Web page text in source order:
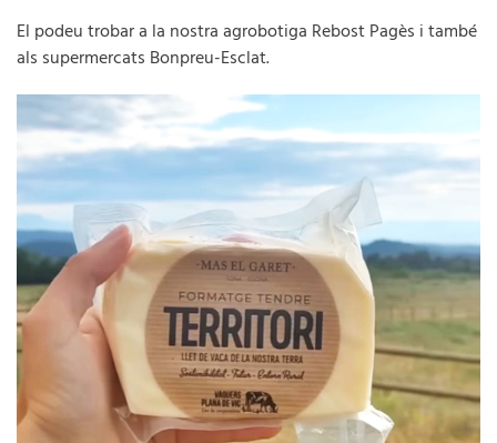
El podeu trobar a la nostra agrobotiga Rebost Pagès i també
als supermercats Bonpreu-Esclat.